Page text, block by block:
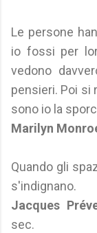
Le persone
io fossi per
vedono
pensieri. Poi si
sono io la
Marilyn
Quando gli
s'indignano.
Jacques
sec.